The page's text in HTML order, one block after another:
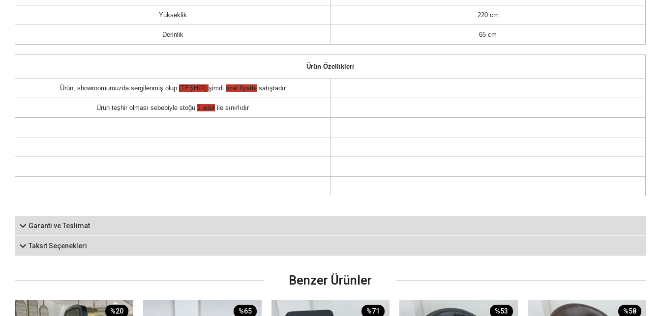
Yükseklik 220 cm
Derinlik 65 cm
Ürün Özellikleri
Ürün, showroomumuzda sergilenmiş olup (TEŞHİR) şimdi özel fiyatlasatıştadır
Ürün teşhir olması sebebiyle stoğu 1 adet ile sınırlıdır
Garanti ve Teslimat
Taksit Seçenekleri
Benzer Ürünler
%20 %65 %71 %53 %58